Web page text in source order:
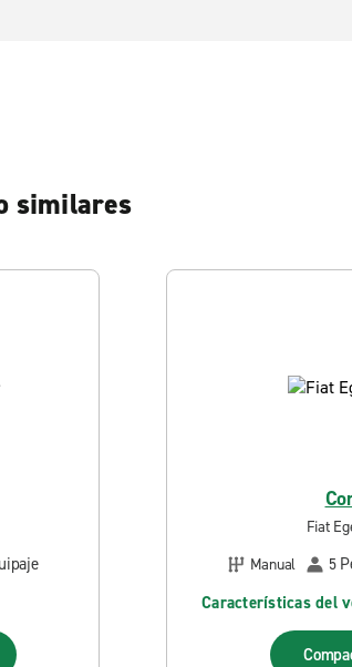
similares
Fiat
Manual
5
Características del